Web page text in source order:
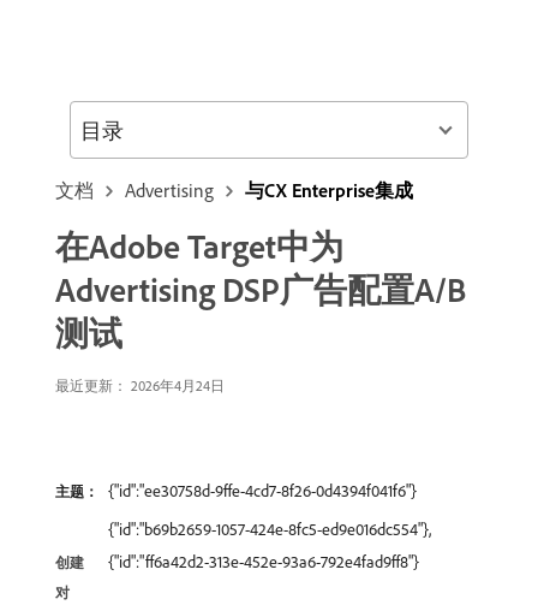
文档 Advertising 与CX Enterprise集成
在Adobe Target中为
Advertising DSP广告配置A/B
测试
最近更新： 2026年4月24日
主题： {"id":"ee30758d-9ffe-4cd7-8f26-0d4394f041f6"}
创建
对
{"id":"b69b2659-1057-424e-8fc5-ed9e016dc554"},
{"id":"ff6a42d2-313e-452e-93a6-792e4fad9ff8"}
目录